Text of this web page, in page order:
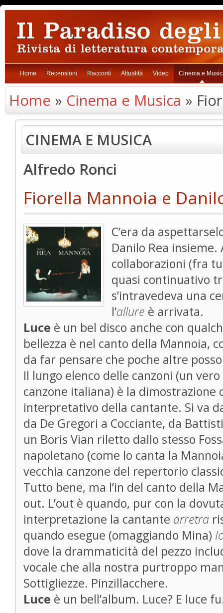
Home Recensioni Racconti Attualità Video Cinema e
Home » Cinema e Musica »
CINEMA E MUSICA
Alfredo Ronci
Fiorella Mannoia e
C’era da
Danilo Rea
collaborazioni (fra
quasi continuativo
s’intravedeva una
l’allure è arrivata.
Luce è un bel disco anche con
bellezza è nel canto della Mannoia,
da far pensare che poche altre
Il lungo elenco delle canzoni (un
canzone italiana) è la
interpretativo della cantante. Si va
da De Gregori a Cocciante, da
un Boris Vian riletto dallo stesso
napoletano (come lo canta la
vecchia canzone del repertorio
Tutto bene, ma l’in del canto della
out. L’out è quando, pur con la
interpretazione la cantante arretra
quando esegue (omaggiando Mina)
dove la drammaticità del pezzo
vocale che alla nostra purtroppo
Sottigliezze. Pinzillacchere.
Luce è un bell’album. Luce? E luce